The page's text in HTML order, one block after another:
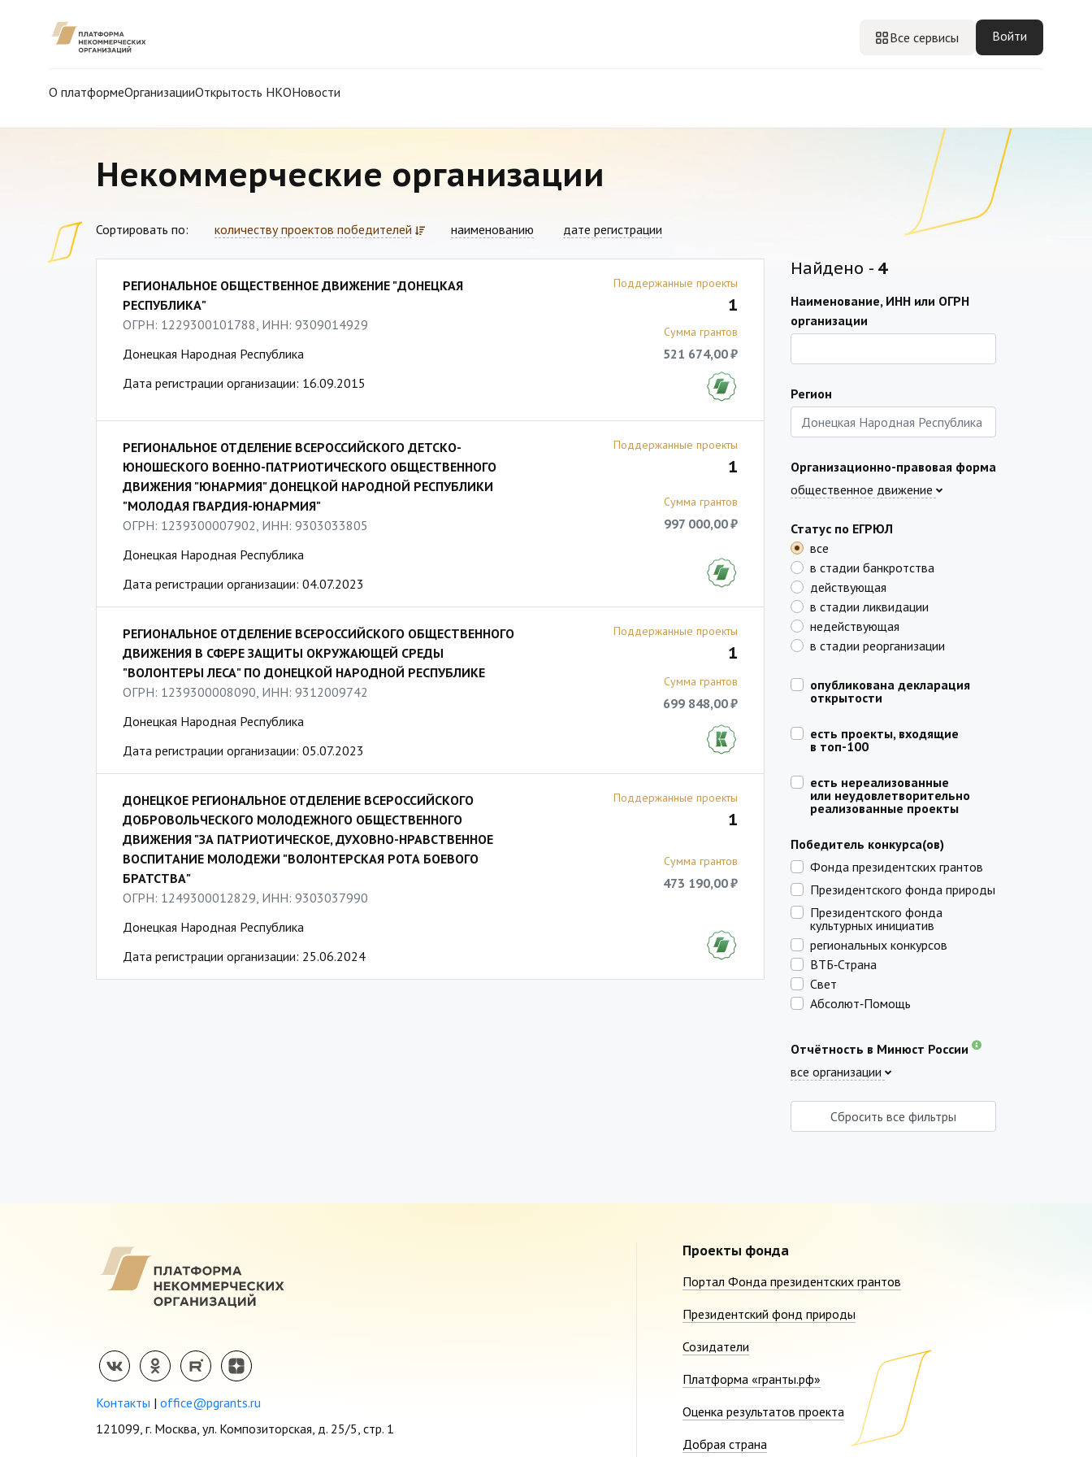
Все сервисы Войти
О платформеОрганизацииОткрытость НКОНовости
Некоммерческие организации
Сортировать по: количеству проектов победителей наименованию дате регистрации
РЕГИОНАЛЬНОЕ ОБЩЕСТВЕННОЕ ДВИЖЕНИЕ "ДОНЕЦКАЯ
РЕСПУБЛИКА"
ОГРН: 1229300101788, ИНН: 9309014929
Донецкая Народная Республика
Дата регистрации организации: 16.09.2015
Поддержанные проекты
1
Сумма грантов
521 674,00 ₽
РЕГИОНАЛЬНОЕ ОТДЕЛЕНИЕ ВСЕРОССИЙСКОГО ДЕТСКО-
ЮНОШЕСКОГО ВОЕННО-ПАТРИОТИЧЕСКОГО ОБЩЕСТВЕННОГО
ДВИЖЕНИЯ "ЮНАРМИЯ" ДОНЕЦКОЙ НАРОДНОЙ РЕСПУБЛИКИ
"МОЛОДАЯ ГВАРДИЯ-ЮНАРМИЯ"
ОГРН: 1239300007902, ИНН: 9303033805
Донецкая Народная Республика
Дата регистрации организации: 04.07.2023
Поддержанные проекты
1
Сумма грантов
997 000,00 ₽
РЕГИОНАЛЬНОЕ ОТДЕЛЕНИЕ ВСЕРОССИЙСКОГО ОБЩЕСТВЕННОГО
ДВИЖЕНИЯ В СФЕРЕ ЗАЩИТЫ ОКРУЖАЮЩЕЙ СРЕДЫ
"ВОЛОНТЕРЫ ЛЕСА" ПО ДОНЕЦКОЙ НАРОДНОЙ РЕСПУБЛИКЕ
ОГРН: 1239300008090, ИНН: 9312009742
Донецкая Народная Республика
Дата регистрации организации: 05.07.2023
Поддержанные проекты
1
Сумма грантов
699 848,00 ₽
ДОНЕЦКОЕ РЕГИОНАЛЬНОЕ ОТДЕЛЕНИЕ ВСЕРОССИЙСКОГО
ДОБРОВОЛЬЧЕСКОГО МОЛОДЕЖНОГО ОБЩЕСТВЕННОГО
ДВИЖЕНИЯ "ЗА ПАТРИОТИЧЕСКОЕ, ДУХОВНО-НРАВСТВЕННОЕ
ВОСПИТАНИЕ МОЛОДЕЖИ "ВОЛОНТЕРСКАЯ РОТА БОЕВОГО
БРАТСТВА"
ОГРН: 1249300012829, ИНН: 9303037990
Донецкая Народная Республика
Дата регистрации организации: 25.06.2024
Поддержанные проекты
1
Сумма грантов
473 190,00 ₽
Найдено - 4
Наименование, ИНН или ОГРН
организации
Регион
Организационно-правовая форма
общественное движение
Статус по ЕГРЮЛ
все
в стадии банкротства
действующая
в стадии ликвидации
недействующая
в стадии реорганизации
опубликована декларация
открытости
есть проекты, входящие
в топ-100
есть нереализованные
или неудовлетворительно
реализованные проекты
Победитель конкурса(ов)
Фонда президентских грантов
Президентского фонда природы
Президентского фонда
культурных инициатив
региональных конкурсов
ВТБ‑Страна
Свет
Абсолют‑Помощь
Отчётность в Минюст России
все организации
Сбросить все фильтры
Контакты | office@pgrants.ru
121099, г. Москва, ул. Композиторская, д. 25/5, стр. 1
Проекты фонда
Портал Фонда президентских грантов
Президентский фонд природы
Созидатели
Платформа «гранты.рф»
Оценка результатов проекта
Добрая страна